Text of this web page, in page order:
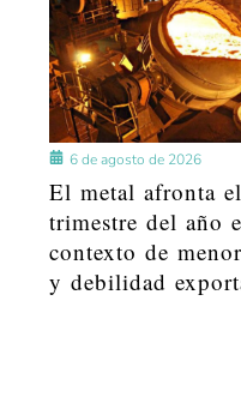
6 de agosto de 2026
El metal afronta
trimestre del año
contexto de
y debilidad